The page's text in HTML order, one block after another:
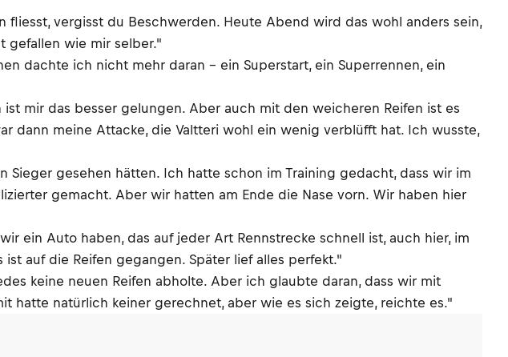
vergisst du Beschwerden. Heute Abend wird das wohl anders sein,
gefallen wie mir selber."
dachte ich nicht mehr daran – ein Superstart, ein Superrennen, ein
mir das besser gelungen. Aber auch mit den weicheren Reifen ist es
dann meine Attacke, die Valtteri wohl ein wenig verblüfft hat. Ich wusste,
gesehen hätten. Ich hatte schon im Training gedacht, dass wir im
gemacht. Aber wir hatten am Ende die Nase vorn. Wir haben hier
ein Auto haben, das auf jeder Art Rennstrecke schnell ist, auch hier, im
auf die Reifen gegangen. Später lief alles perfekt."
keine neuen Reifen abholte. Aber ich glaubte daran, dass wir mit
hatte natürlich keiner gerechnet, aber wie es sich zeigte, reichte es."